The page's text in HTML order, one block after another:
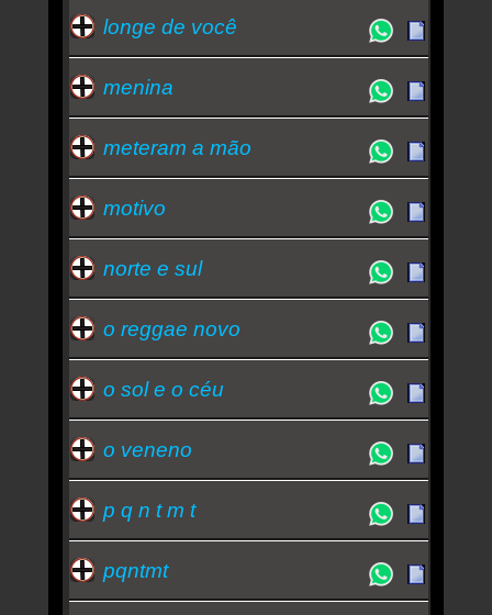
longe de você
menina
meteram a mão
motivo
norte e sul
o reggae novo
o sol e o céu
o veneno
p q n t m t
pqntmt